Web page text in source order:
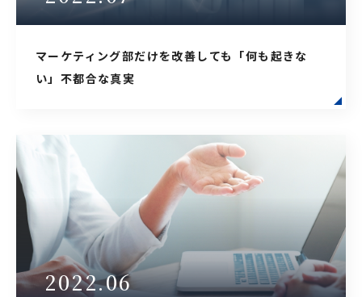
マーケティング部だけを改善しても「何も起きな
い」不都合な真実
2022.06